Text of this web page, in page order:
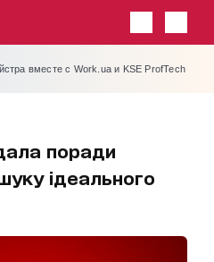
вместе с Work.ua и KSE ProfTech
поради
ідеального